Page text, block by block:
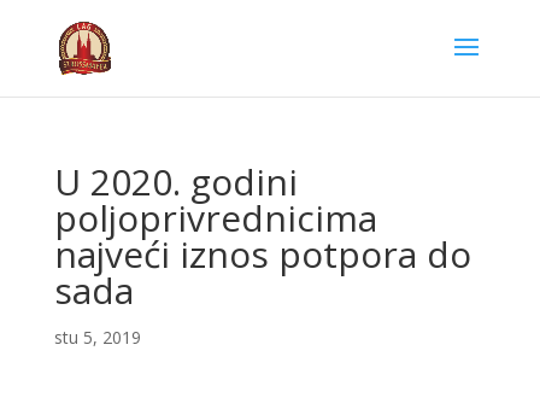
U 2020. godini
poljoprivrednicima
najveći iznos potpora do
sada
stu 5, 2019